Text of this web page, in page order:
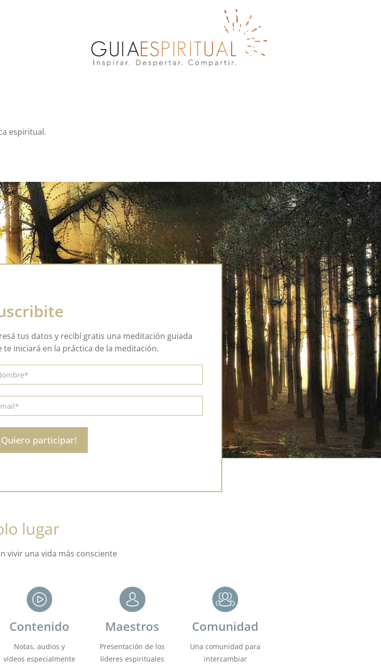
espiritual.
tus datos y recibí gratis una meditación guiada
te iniciará en la práctica de la meditación.
participar!
lugar
vivir una vida más consciente
Contenido
Notas, audios y
videos especialmente
Maestros
Presentación de los
líderes espirituales
Comunidad
Una comunidad para
intercambiar